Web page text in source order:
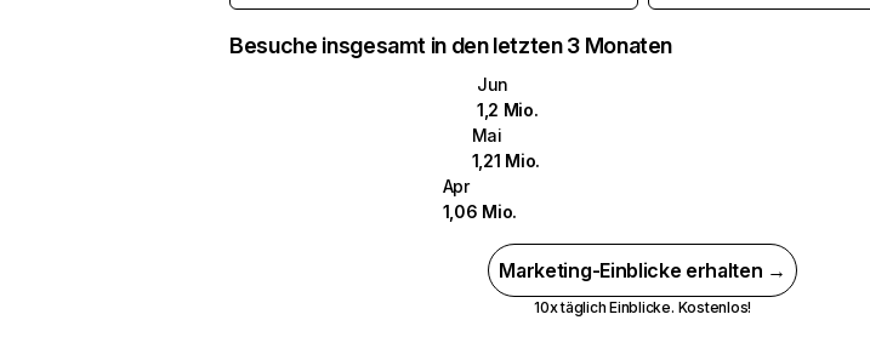
Besuche insgesamt in den letzten 3 Monaten
Jun
1,2 Mio.
Mai
1,21 Mio.
Apr
1,06 Mio.
Marketing-Einblicke erhalten →
10x täglich Einblicke. Kostenlos!